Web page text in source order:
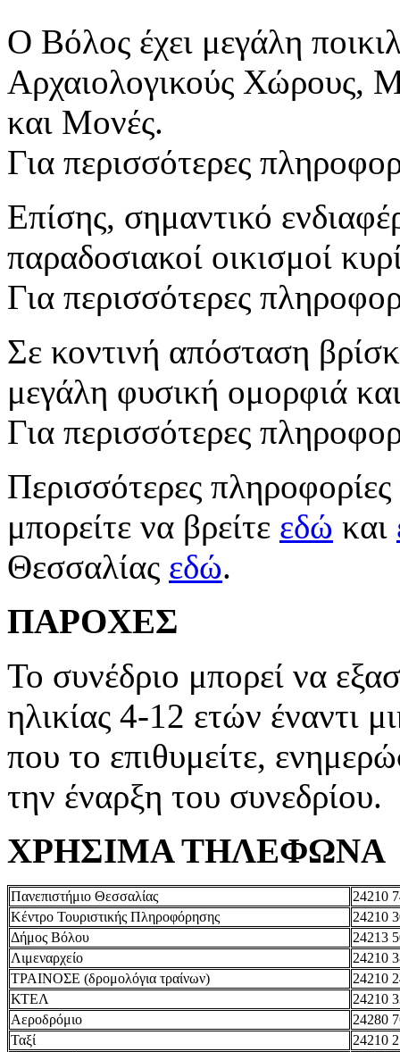
Ο Βόλος έχει μεγάλη
Αρχαιολογικούς Χώρους,
και Μονές.
Για περισσότερες
Επίσης, σημαντικό
παραδοσιακοί οικισμοί
Για περισσότερες
Σε κοντινή απόσταση
μεγάλη φυσική ομορφιά
Για περισσότερες
Περισσότερες
μπορείτε να βρείτε εδώ και
Θεσσαλίας εδώ.
ΠΑΡΟΧΕΣ
Το συνέδριο μπορεί να
ηλικίας 4-12 ετών έναντι
που το επιθυμείτε,
την έναρξη του συνεδρίου.
ΧΡΗΣΙΜΑ ΤΗΛΕΦΩΝΑ
Πανεπιστήμιο Θεσσαλίας
24210
Κέντρο Τουριστικής Πληροφόρησης
24210
Δήμος Βόλου
24213
Λιμεναρχείο
24210
ΤΡΑΙΝΟΣΕ (δρομολόγια τραίνων)
24210
ΚΤΕΛ
24210
Αεροδρόμιο
24280
Ταξί
24210